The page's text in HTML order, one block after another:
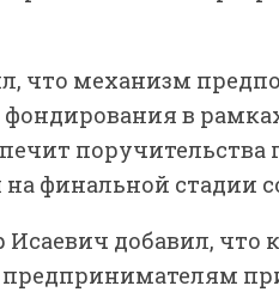
что механизм
фондирования в
на финальной стадии
Исаевич добавил,